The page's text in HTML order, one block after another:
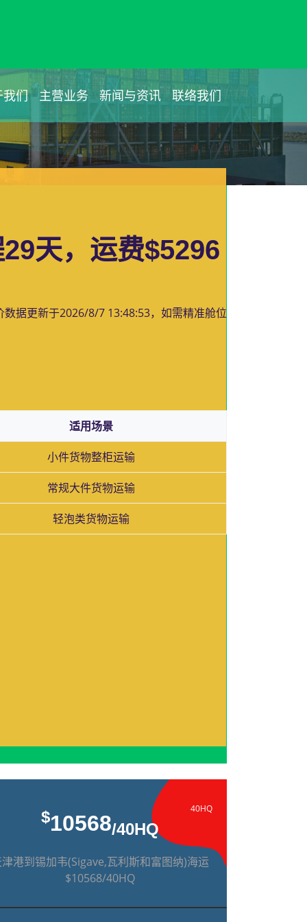
我们 主营业务 新闻与资讯 联络我们
天，运费$5296
数据更新于2026/8/7 13:48:53，如需精准舱位
适用场景
小件货物整柜运输
常规大件货物运输
轻泡类货物运输
40HQ
$10568/40HQ
津港到锡加韦(Sigave,瓦利斯和富图纳)海运
$10568/40HQ